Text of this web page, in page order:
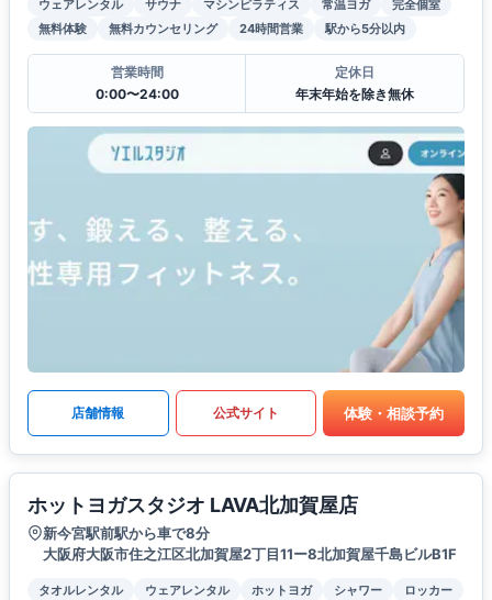
ウェアレンタル サウナ マシンピラティス 常温ヨガ
完全個室
無料体験
無料カウンセリング 24時間営業 駅から5分以内
営業時間
0:00〜24:00
定休日
年末年始を除き無休
店舗情報 公式サイト 体験・相談予約
ホットヨガスタジオ LAVA北加賀屋店
新今宮駅前駅から車で8分
大阪府大阪市住之江区北加賀屋2丁目11ー8北加賀屋千島ビルB1F
タオルレンタル ウェアレンタル ホットヨガ シャワー
ロッカー